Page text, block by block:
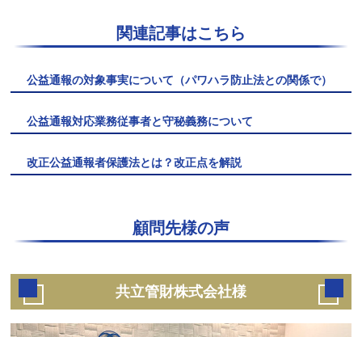
関連記事はこちら
公益通報の対象事実について（パワハラ防止法との関係で）
公益通報対応業務従事者と守秘義務について
改正公益通報者保護法とは？改正点を解説
顧問先様の声
共立管財株式会社様